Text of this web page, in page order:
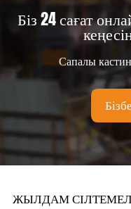
Біз 24 сағат
Сапалы
ЖЫЛДАМ